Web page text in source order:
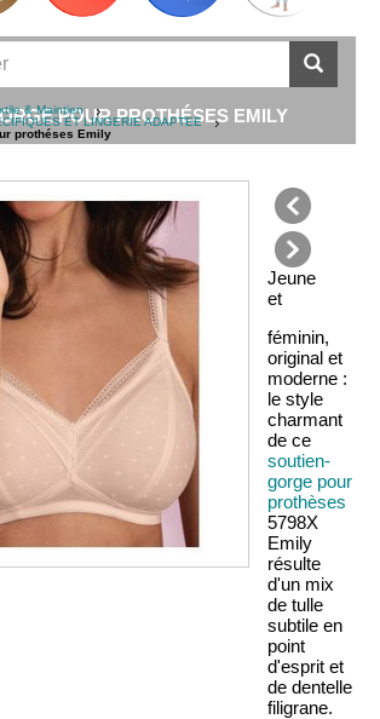
& Maintien
ET LINGERIE ADAPTEE
prothéses Emily
POUR PROTHÉSES EMILY
précédent
suivant
Jeune
et
féminin,
original et
moderne :
le style
charmant
de ce
soutien-
gorge pour
prothèses
5798X
Emily
résulte
d'un mix
de tulle
subtile en
point
d'esprit et
de dentelle
filigrane.